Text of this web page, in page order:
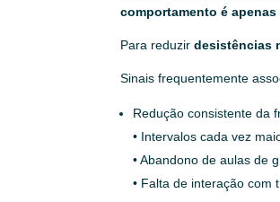
comportamento é
Para reduzirdesistências
Sinais frequentemente
Redução consistente da
• Intervalos cada vez
• Abandono de aulas de
• Falta de interação com